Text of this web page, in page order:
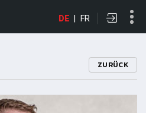
DE | FR
ZURÜCK